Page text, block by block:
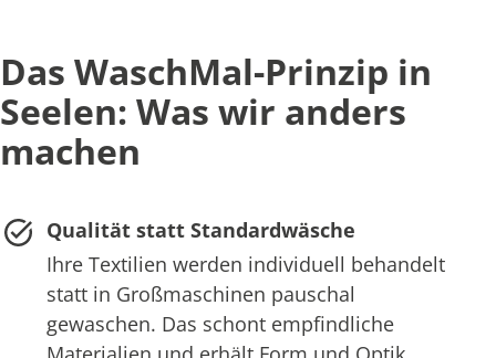
Das WaschMal-Prinzip in
Seelen: Was wir anders
machen
Qualität statt Standardwäsche
Ihre Textilien werden individuell behandelt
statt in Großmaschinen pauschal
gewaschen. Das schont empfindliche